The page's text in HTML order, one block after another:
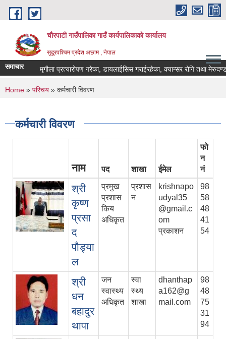
Skip to main content
चौरपाटी गाउँपालिका गाउँ कार्यपालिकाकाे कार्यालय
सुदूरपश्चिम प्रदेश अछाम , नेपाल
समाचारमृगौला प्रत्यारोपण गरेका, डायलाईसिस गराईरहेका, क्यान्सर रोगि तथा मेरुदण्डका
You are here
Home » परिचय » कर्मचारी विवरण
कर्मचारी विवरण
नाम पद शाखा ईमेल
फो
न
नं
श्री
कृष्ण
प्रसा
द
पौड्या
ल
प्रमुख
प्रशास
किय
अधिकृत
प्रशास
न
krishnapo
udyal35
@gmail.c
om
प्रकाशन
98
58
48
41
54
श्री
धन
बहादुर
थापा
जन
स्वास्थ्य
अधिकृत
स्वा
स्थ्य
शाखा
dhanthap
a162@g
mail.com
98
48
75
31
94